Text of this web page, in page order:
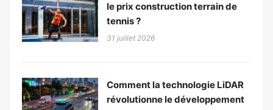
le prix construction terrain de
tennis ?
31 juillet 2026
Comment la technologie LiDAR
révolutionne le développement